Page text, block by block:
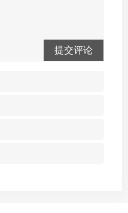
提交评论